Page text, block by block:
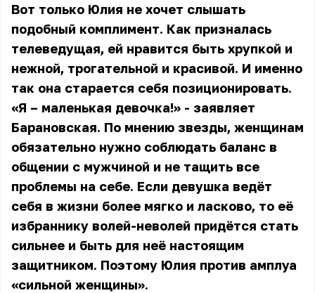
Вот только Юлия не хочет слышать
подобный комплимент. Как призналась
телеведущая, ей нравится быть хрупкой и
нежной, трогательной и красивой. И именно
так она старается себя позиционировать.
«Я – маленькая девочка!» - заявляет
Барановская. По мнению звезды, женщинам
обязательно нужно соблюдать баланс в
общении с мужчиной и не тащить все
проблемы на себе. Если девушка ведёт
себя в жизни более мягко и ласково, то её
избраннику волей-неволей придётся стать
сильнее и быть для неё настоящим
защитником. Поэтому Юлия против амплуа
«сильной женщины».